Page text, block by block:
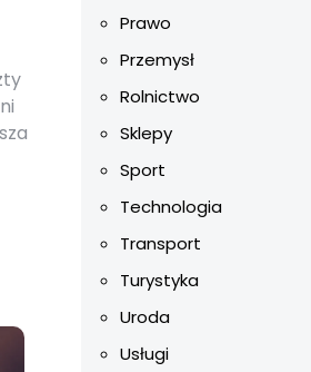
Prawo
Przemysł
Rolnictwo
Sklepy
Sport
Technologia
Transport
Turystyka
Uroda
Usługi